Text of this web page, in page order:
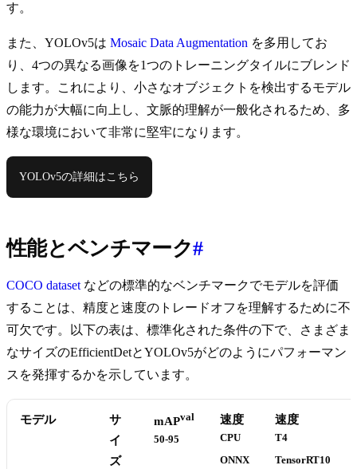
す。
また、YOLOv5は Mosaic Data Augmentation を多用してお
り、4つの異なる画像を1つのトレーニングタイルにブレンド
します。これにより、小さなオブジェクトを検出するモデル
の能力が大幅に向上し、文脈的理解が一般化されるため、多
様な環境において非常に堅牢になります。
YOLOv5の詳細はこちら
性能とベンチマーク#
COCO dataset などの標準的なベンチマークでモデルを評価
することは、精度と速度のトレードオフを理解するために不
可欠です。以下の表は、標準化された条件の下で、さまざま
なサイズのEfficientDetとYOLOv5がどのようにパフォーマン
スを発揮するかを示しています。
モデル
サ
イ
ズ
mAPval
50-95
速度
CPU
ONNX
速度
T4
TensorRT10